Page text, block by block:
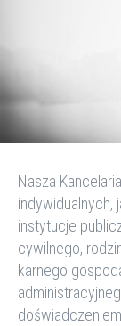
Nasza
indywidualnych,
instytucje
cywilnego,
karnego